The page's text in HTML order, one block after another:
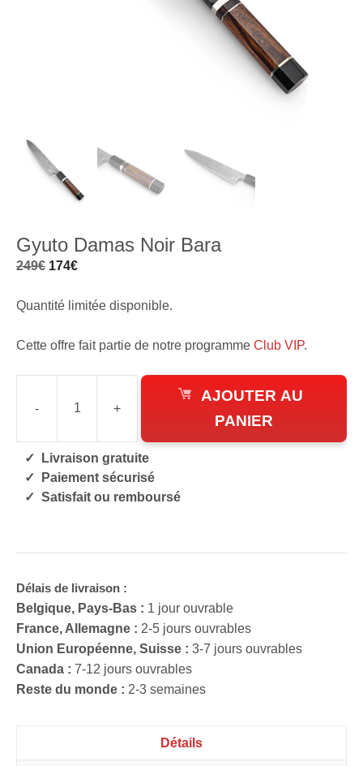
Gyuto Damas Noir Bara
249€ Le
initial
249€.
174€Le
actuel
174€.
Quantité limitée disponible.
Cette offre fait partie de notre programme Club VIP.
-
de
Gyuto
Damas
Noir
+
AJOUTER AU
PANIER
Livraison gratuite
Paiement sécurisé
Satisfait ou remboursé
Délais de livraison :
Belgique, Pays-Bas : 1 jour ouvrable
France, Allemagne : 2-5 jours ouvrables
Union Européenne, Suisse : 3-7 jours ouvrables
Canada : 7-12 jours ouvrables
Reste du monde : 2-3 semaines
Détails